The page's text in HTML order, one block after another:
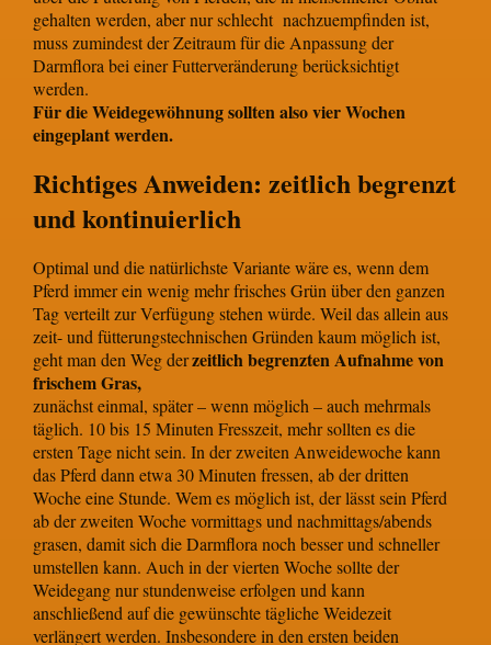
gehalten werden, aber nur schlecht nachzuempfinden ist,
muss zumindest der Zeitraum für die Anpassung der
Darmflora bei einer Futterveränderung berücksichtigt
werden.
Für die Weidegewöhnung sollten also vier Wochen
eingeplant werden.
Richtiges Anweiden: zeitlich begrenzt
und kontinuierlich
Optimal und die natürlichste Variante wäre es, wenn dem
Pferd immer ein wenig mehr frisches Grün über den ganzen
Tag verteilt zur Verfügung stehen würde. Weil das allein aus
zeit- und fütterungstechnischen Gründen kaum möglich ist,
geht man den Weg derzeitlich begrenzten Aufnahme von
frischem Gras,
zunächst einmal, später – wenn möglich – auch mehrmals
täglich. 10 bis 15 Minuten Fresszeit, mehr sollten es die
ersten Tage nicht sein. In der zweiten Anweidewoche kann
das Pferd dann etwa 30 Minuten fressen, ab der dritten
Woche eine Stunde. Wem es möglich ist, der lässt sein Pferd
ab der zweiten Woche vormittags und nachmittags/abends
grasen, damit sich die Darmflora noch besser und schneller
umstellen kann. Auch in der vierten Woche sollte der
Weidegang nur stundenweise erfolgen und kann
anschließend auf die gewünschte tägliche Weidezeit
verlängert werden. Insbesondere in den ersten beiden